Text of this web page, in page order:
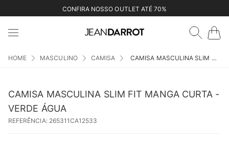
CONFIRA NOSSO OUTLET ATÉ 70%
MASCULINO CAMISA CAMISA MASCULINA SLIM FIT MANGA CURTA - VERDE ÁGUA
CAMISA MASCULINA SLIM FIT MANGA CURTA -
VERDE ÁGUA
REFERÊNCIA: 265311CA12533